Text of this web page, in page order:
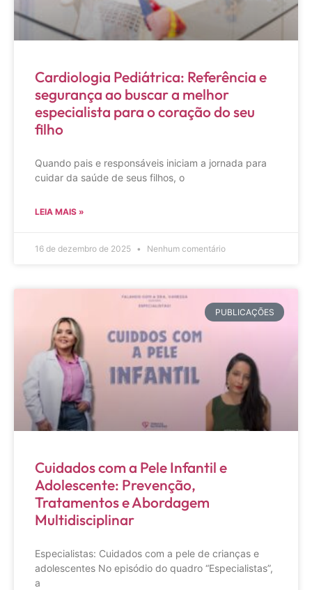
Cardiologia Pediátrica: Referência e
segurança ao buscar a melhor
especialista para o coração do seu
filho
Quando pais e responsáveis iniciam a jornada para
cuidar da saúde de seus filhos, o
LEIA MAIS »
16 de dezembro de 2025 Nenhum comentário
PUBLICAÇÕES
Cuidados com a Pele Infantil e
Adolescente: Prevenção,
Tratamentos e Abordagem
Multidisciplinar
Especialistas: Cuidados com a pele de crianças e
adolescentes No episódio do quadro “Especialistas”,
a